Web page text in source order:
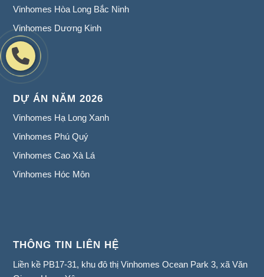
Vinhomes Hòa Long Bắc Ninh
Vinhomes Dương Kinh
DỰ ÁN NĂM 2026
Vinhomes Hạ Long Xanh
Vinhomes Phú Quý
Vinhomes Cao Xà Lá
Vinhomes Hóc Môn
THÔNG TIN LIÊN HỆ
Liền kề PB17-31, khu đô thị Vinhomes Ocean Park 3, xã Văn